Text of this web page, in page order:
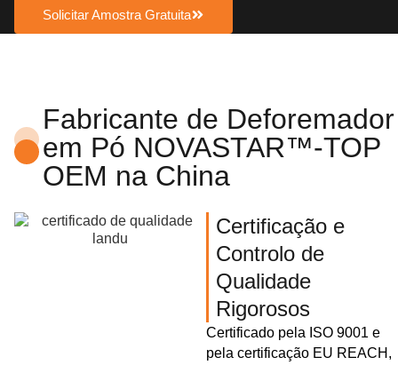
Solicitar Amostra Gratuita
Fabricante de Deforemador
em Pó NOVASTAR™-TOP
OEM na China
Certificação e
Controlo de
Qualidade
Rigorosos
Certificado pela ISO 9001 e
pela certificação EU REACH,